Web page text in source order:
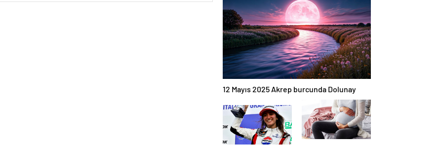
Finale Yükseldi
12 Mayıs 2025 Akrep burcunda Dolunay